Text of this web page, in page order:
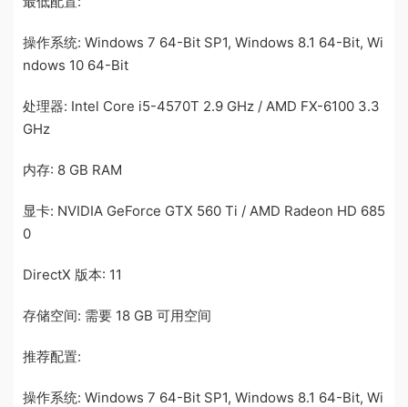
操作系统: Windows 7 64-Bit SP1, Windows 8.1 64-Bit, Wi
ndows 10 64-Bit
处理器: Intel Core i5-4570T 2.9 GHz / AMD FX-6100 3.3
GHz
内存: 8 GB RAM
显卡: NVIDIA GeForce GTX 560 Ti / AMD Radeon HD 685
0
DirectX 版本: 11
存储空间: 需要 18 GB 可用空间
推荐配置:
操作系统: Windows 7 64-Bit SP1, Windows 8.1 64-Bit, Wi